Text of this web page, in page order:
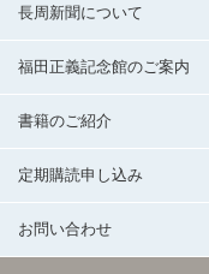
長周新聞について
福田正義記念館のご案内
書籍のご紹介
定期購読申し込み
お問い合わせ